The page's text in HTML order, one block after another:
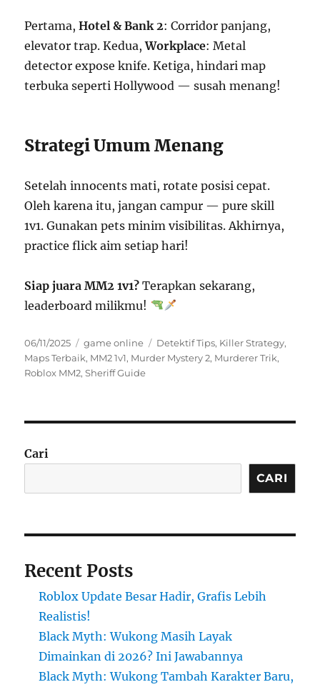
Pertama,Hotel & Bank 2: Corridor panjang,
elevator trap. Kedua,Workplace: Metal
detector expose knife. Ketiga, hindari map
terbuka seperti Hollywood — susah menang!
Strategi Umum Menang
Setelah innocents mati, rotate posisi cepat.
Oleh karena itu, jangan campur — pure skill
1v1. Gunakan pets minim visibilitas. Akhirnya,
practice flick aim setiap hari!
Siap juara MM2 1v1? Terapkan sekarang,
leaderboard milikmu!
Posted
on
06/11/2025 Categories
game online Tags
Detektif Tips, Killer Strategy,
Maps Terbaik, MM2 1v1, Murder Mystery 2, Murderer Trik,
Roblox MM2,Sheriff Guide
Cari
CARI
Recent Posts
Roblox Update Besar Hadir, Grafis Lebih
Realistis!
Black Myth: Wukong Masih Layak
Dimainkan di 2026? Ini Jawabannya
Black Myth: Wukong Tambah Karakter Baru,